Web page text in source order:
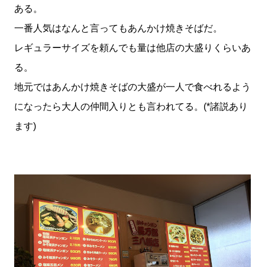
ある。
一番人気はなんと言ってもあんかけ焼きそばだ。
レギュラーサイズを頼んでも量は他店の大盛りくらいあ
る。
地元ではあんかけ焼きそばの大盛が一人で食べれるよう
になったら大人の仲間入りとも言われてる。(*諸説あり
ます)